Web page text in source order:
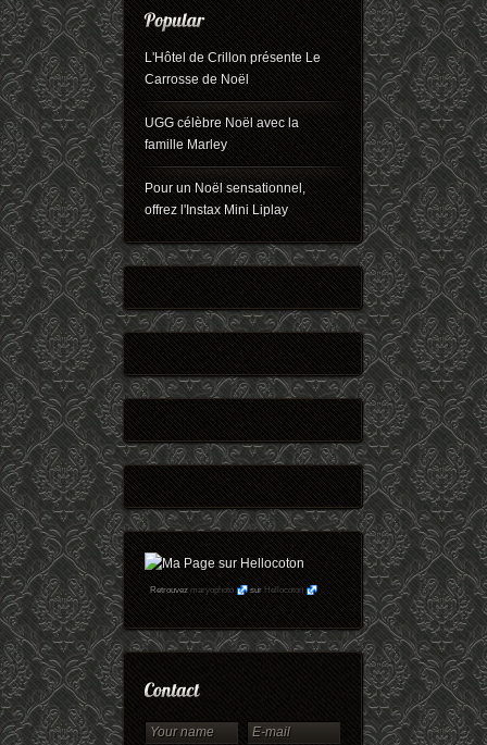
L'Hôtel de Crillon présente Le
Carrosse de Noël
UGG célèbre Noël avec la
famille Marley
Pour un Noël sensationnel,
offrez l'Instax Mini Liplay
Retrouvezmaryophoto surHellocoton